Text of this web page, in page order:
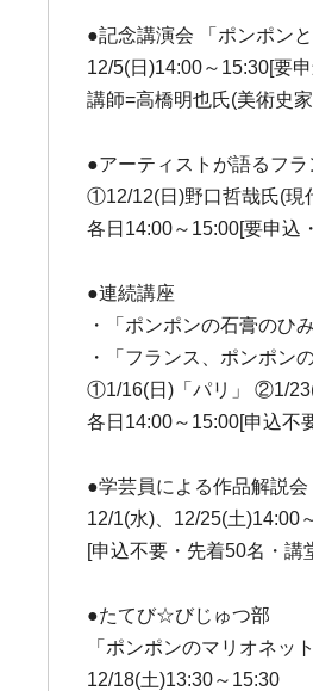
●記念講演会 「ポンポン
12/5(日)14:00～15:30[要
講師=高橋明也氏(美術史
●アーティストが語るフ
①12/12(日)野口哲哉氏(現
各日14:00～15:00[要申込
●連続講座
・「ポンポンの石膏のひ
・「フランス、ポンポン
①1/16(日)「パリ」 ②1/23(
各日14:00～15:00[申込不
●学芸員による作品解説会
12/1(水)、12/25(土)14:00
[申込不要・先着50名・講
●たてび☆びじゅつ部
「ポンポンのマリオネッ
12/18(土)13:30～15:30